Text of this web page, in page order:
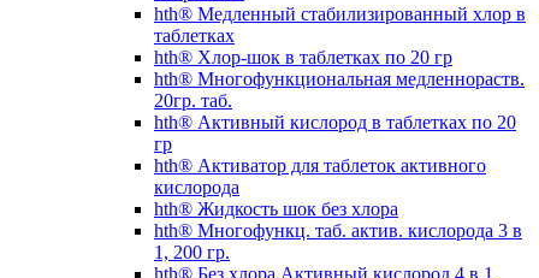
hth® Медленный стабилизированный хлор в
таблетках
hth® Хлор-шок в таблетках по 20 гр
hth® Многофункциональная медленнораств.
20гр. таб.
hth® Активный кислород в таблетках по 20
гр
hth® Активатор для таблеток активного
кислорода
hth® Жидкость шок без хлора
hth® Многофункц. таб. актив. кислорода 3 в
1, 200 гр.
hth® Без хлора.Активный кислород 4 в 1